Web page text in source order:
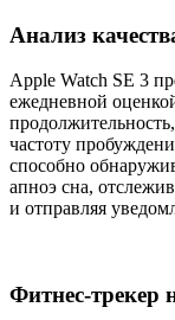
Анализ
Apple Watch SE 3
ежедневной
частоту
способно
апноэ сна,
и отправляя
Фитнес-трекер